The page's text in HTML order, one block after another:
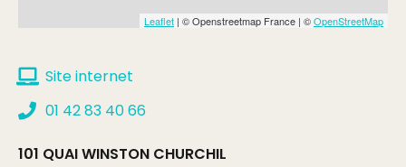
Leaflet | © Openstreetmap France | ©OpenStreetMap
Site internet
01 42 83 40 66
101 QUAI WINSTON CHURCHIL